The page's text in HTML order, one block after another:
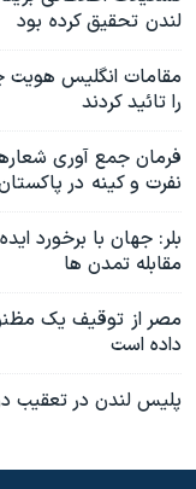
لندن تحقيق کرده بود
مقامات انگليس هويت
را تائيد کردند
فرمان جمع آوری
نفرت و کينه در
بلر: جهان با برخورد
مقابله تمدن ها
مصر از توقيف يک
داده است
پليس لندن در تعقيب